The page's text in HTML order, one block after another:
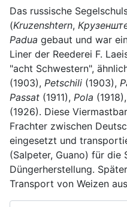
Das russische
(Kruzenshtern,
Padua gebaut und war
Liner der Reederei F.
"acht Schwestern",
(1903), Petschili (1903),
Passat (1911), Pola (1918),
(1926). Diese
Frachter zwischen
eingesetzt und
(Salpeter, Guano) für die
Düngerherstellung.
Transport von Weizen